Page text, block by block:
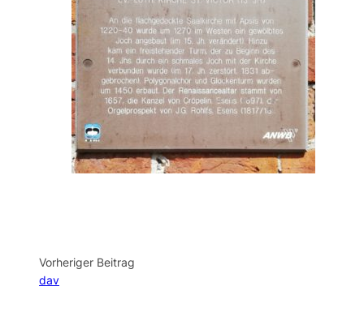
Vorheriger Beitrag
dav